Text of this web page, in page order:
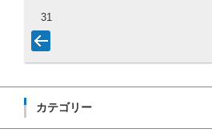
31
カテゴリー